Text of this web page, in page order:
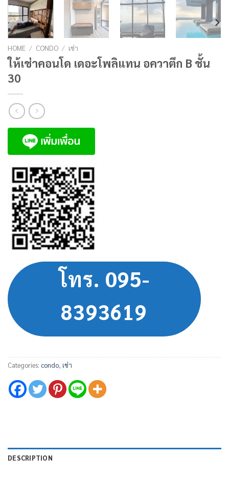
HOME / CONDO / เช่า
ให้เช่าคอนโด เดอะโพลิแทน อควาตึก B ชั้น
30
โทร. 095-
8393619
Categories: condo, เช่า
DESCRIPTION